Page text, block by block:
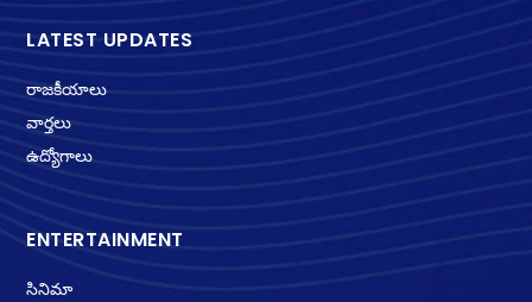
LATEST UPDATES
రాజకీయాలు
వార్తలు
ఉద్యోగాలు
ENTERTAINMENT
సినిమా